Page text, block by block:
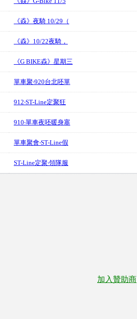
《猋》夜騎 10/29（
《猋》10/22夜騎，
《G BIKE猋》星期三
單車聚‧920台北呸單
912‧ST-Line定聚狂
910‧單車夜呸暖身塞
單車聚會‧ST-Line假
ST-Line定聚‧領隊服
加入贊助商